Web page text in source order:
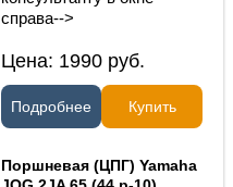
справа-->
Цена: 1990 руб.
Подробнее Купить
Поршневая (ЦПГ) Yamaha